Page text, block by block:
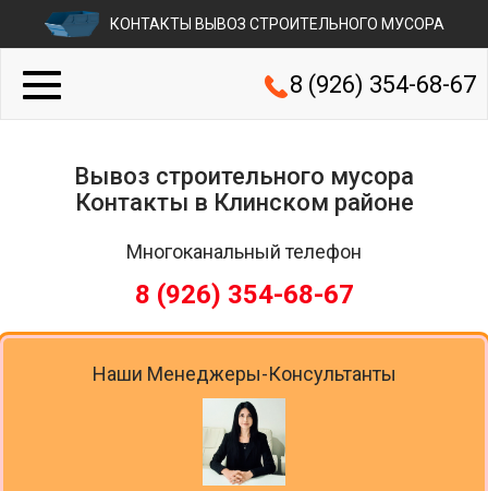
КОНТАКТЫ ВЫВОЗ СТРОИТЕЛЬНОГО МУСОРА
8 (926) 354-68-67
Вывоз строительного мусора
Контакты в Клинском районе
Многоканальный телефон
8 (926) 354-68-67
Наши Менеджеры-Консультанты